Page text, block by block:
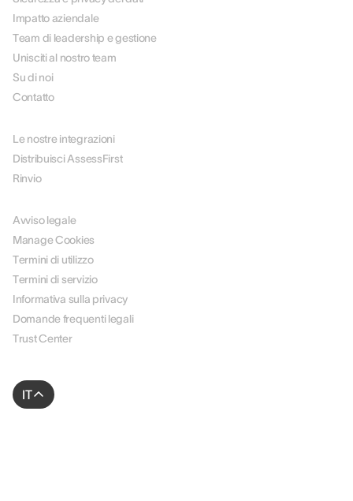
Impatto aziendale
Team di leadership e gestione
Unisciti al nostro team
Su di noi
Contatto
Le nostre integrazioni
Distribuisci AssessFirst
Rinvio
Avviso legale
Manage Cookies
Termini di utilizzo
Termini di servizio
Informativa sulla privacy
Domande frequenti legali
Trust Center
IT